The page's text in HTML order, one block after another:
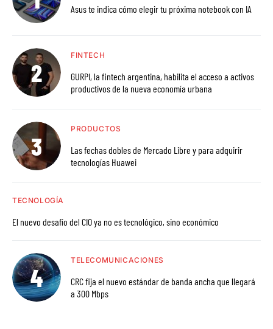
Asus te indica cómo elegir tu próxima notebook con IA
FINTECH
GURPI, la fintech argentina, habilita el acceso a activos
productivos de la nueva economía urbana
PRODUCTOS
Las fechas dobles de Mercado Libre y para adquirir
tecnologías Huawei
TECNOLOGÍA
El nuevo desafío del CIO ya no es tecnológico, sino económico
TELECOMUNICACIONES
CRC fija el nuevo estándar de banda ancha que llegará
a 300 Mbps